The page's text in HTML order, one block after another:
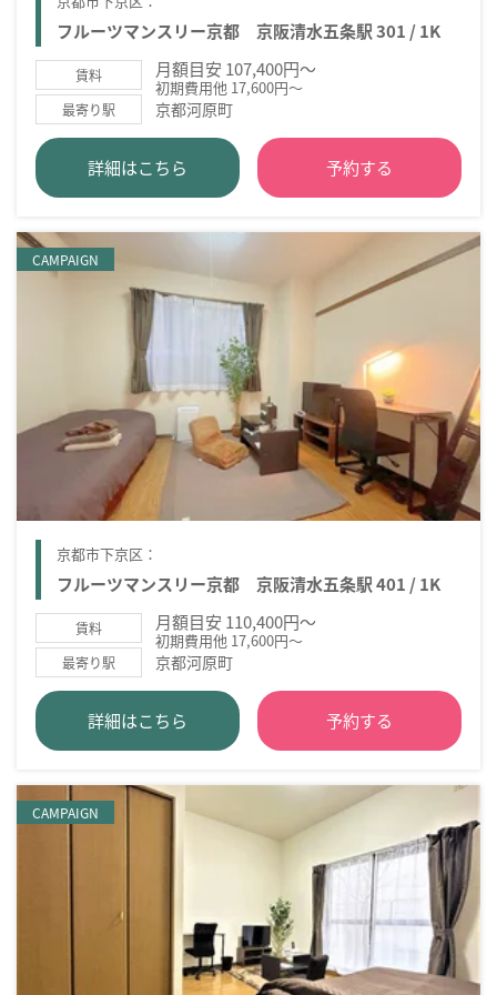
フルーツマンスリー京都 京阪清水五条駅 301 / 1K
賃料 月額目安 107,400円～
初期費用他 17,600円～
最寄り駅 京都河原町
詳細はこちら 予約する
CAMPAIGN
京都市下京区：
フルーツマンスリー京都 京阪清水五条駅 401 / 1K
賃料 月額目安 110,400円～
初期費用他 17,600円～
最寄り駅 京都河原町
詳細はこちら 予約する
CAMPAIGN